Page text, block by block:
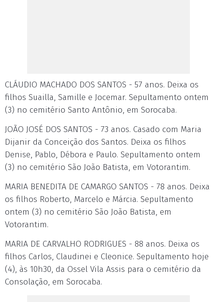
CLÁUDIO MACHADO DOS SANTOS - 57 anos. Deixa os
filhos Suailla, Samille e Jocemar. Sepultamento ontem
(3) no cemitério Santo Antônio, em Sorocaba.
JOÃO JOSÉ DOS SANTOS - 73 anos. Casado com Maria
Dijanir da Conceição dos Santos. Deixa os filhos
Denise, Pablo, Débora e Paulo. Sepultamento ontem
(3) no cemitério São João Batista, em Votorantim.
MARIA BENEDITA DE CAMARGO SANTOS - 78 anos. Deixa
os filhos Roberto, Marcelo e Márcia. Sepultamento
ontem (3) no cemitério São João Batista, em
Votorantim.
MARIA DE CARVALHO RODRIGUES - 88 anos. Deixa os
filhos Carlos, Claudinei e Cleonice. Sepultamento hoje
(4), às 10h30, da Ossel Vila Assis para o cemitério da
Consolação, em Sorocaba.